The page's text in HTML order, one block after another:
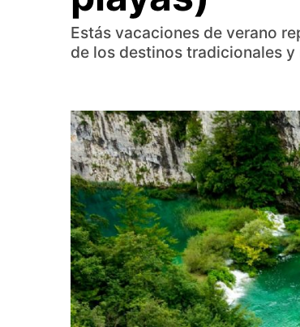
Estás vacaciones de verano
de los destinos tradicionales